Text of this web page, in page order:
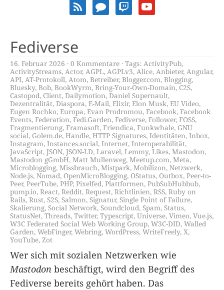
Fediverse
16. Februar 2026 0 Kommentare Tags: ActivityPub,
ActivityStreams, Actor, AGPL, AGPLv3, Alice, Anbieter, Angular,
API, AT-Protokoll, Atom, Betreiber, Blogger.com, Blogging,
Bluesky, Bob, BookWyrm, Bring-Your-Own-Domain, C2S,
Castopod, Client, Dailymotion, Daniel Supernault,
Dezentralität, Diaspora, E-Mail, Elixir, Elon Musk, EU Video,
Eugen Rochko, Europa, Evan Prodromou, Facebook, Facebook
Events, Federation, Fedi.Garden, Fediverse, Follower, FOSS,
Fragmentierung, Framasoft, Friendica, Funkwhale, GNU
social, Golem.de, Handle, HTTP Signatures, Identitäten, Inbox,
Instagram, Instances.social, Internet, Interoperabilität,
JavaScript, JSON, JSON-LD, Laravel, Lemmy, Likes, Mastodon,
Mastodon gGmbH, Matt Mullenweg, Meetup.com, Meta,
Microblogging, Missbrauch, Mistpark, Mobilizon, Netzwerk,
Node.js, Nomad, OpenMicroBlogging, OStatus, Outbox, Peer-to-
Peer, PeerTube, PHP, Pixelfed, Plattformen, PubSubHubbub,
pump.io, React, Reddit, Request, Richtlinien, RSS, Ruby on
Rails, Rust, S2S, Salmon, Signatur, Single Point of Failure,
Skalierung, Social Network, Soundcloud, Spam, Status,
StatusNet,Threads, Twitter, Typescript, Universe, Vimeo, Vue.js,
W3C Federated Social Web Working Group, W3C-DID, Walled
Garden, WebFinger, Webring, WordPress, WriteFreely, X,
YouTube, Zot
Wer sich mit sozialen Netzwerken wie
Mastodon beschäftigt, wird den Begriff des
Fediverse bereits gehört haben. Das